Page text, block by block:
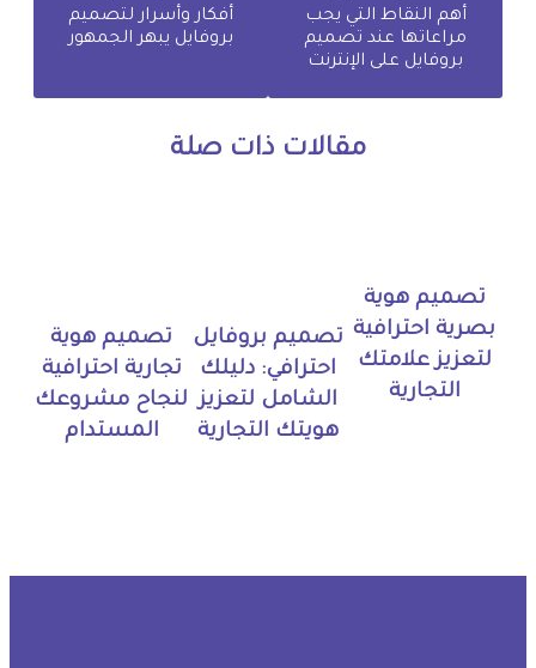
أهم النقاط التي يجب
مراعاتها عند تصميم
بروفايل على الإنترنت
أفكار وأسرار لتصميم
بروفايل يبهر الجمهور
مقالات ذات صلة
تصميم هوية
بصرية احترافية
لتعزيز علامتك
التجارية
تصميم بروفايل
احترافي: دليلك
الشامل لتعزيز
هويتك التجارية
تصميم هوية
تجارية احترافية
لنجاح مشروعك
المستدام